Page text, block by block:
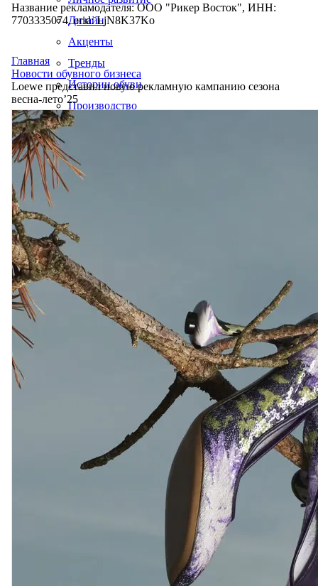
Дизайн
Акценты
Тренды
Истории обуви
Производство
Название рекламодателя: ООО "Рикер Восток", ИНН:
7703335074, erid: LjN8K37Ko
Главная
Новости обувного бизнеса
Loewe представил новую рекламную кампанию сезона
весна-лето’25